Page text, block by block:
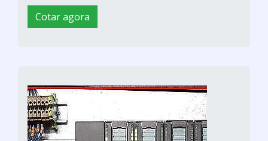
Cotar agora